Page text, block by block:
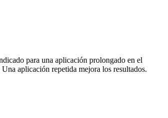
para una aplicación prolongado en el
aplicación repetida mejora los resultados.